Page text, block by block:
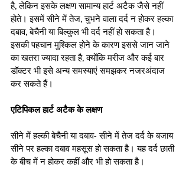
है, लेकिन इसके लक्षण सामान्य हार्ट अटैक जैसे नहीं
होते। इसमें सीने में तेज, चुभने वाला दर्द न होकर हल्का
दबाव, बेचैनी या बिल्कुल भी दर्द नहीं हो सकता है।
इसकी पहचान मुश्किल होने के कारण इससे जान जाने
का खतरा ज्यादा रहता है, क्योंकि मरीज और कई बार
डॉक्टर भी इसे अन्य समस्याएं समझकर नजरअंदाज
कर सकते हैं।
एटिपिकल हार्ट अटैक के लक्षण
सीने में हल्की बेचैनी या दबाव- सीने में तेज दर्द के बजाय
सीने पर हल्का दबाव महसूस हो सकता है। यह दर्द छाती
के बीच में न होकर कहीं और भी हो सकता है।